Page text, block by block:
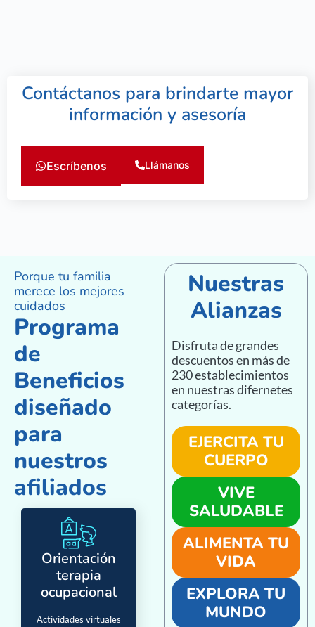
Contáctanos para brindarte mayor
información y asesoría
Escríbenos Llámanos
Porque tu familia
merece los mejores
cuidados
Programa
de
Beneficios
diseñado
para
nuestros
afiliados
Orientación
terapia
ocupacional
Actividades virtuales
Nuestras
Alianzas
Disfruta de grandes
descuentos en más de
230 establecimientos
en nuestras difernetes
categorías.
EJERCITA TU
CUERPO
VIVE
SALUDABLE
ALIMENTA TU
VIDA
EXPLORA TU
MUNDO